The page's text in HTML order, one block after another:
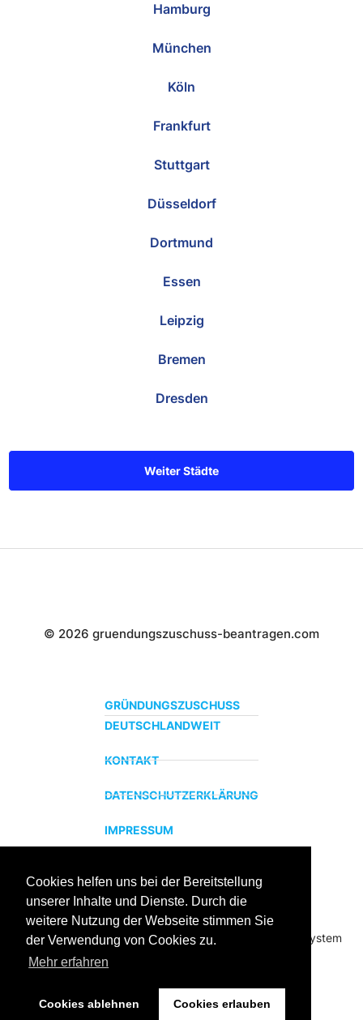
Cookies helfen uns bei der Bereitstellung
unserer Inhalte und Dienste. Durch die
weitere Nutzung der Webseite stimmen Sie
der Verwendung von Cookies zu.
Mehr erfahren
Cookies ablehnen Cookies erlauben
Hamburg
München
Köln
Frankfurt
Stuttgart
Düsseldorf
Dortmund
Essen
Leipzig
Bremen
Dresden
Weiter Städte
© 2026 gruendungszuschuss-beantragen.com
GRÜNDUNGSZUSCHUSS
DEUTSCHLANDWEIT
KONTAKT
DATENSCHUTZERKLÄRUNG
IMPRESSUM
ZERTIFIZIERTER BILDUNGSTRÄGER
Profitieren sie jetzt von unserer über 15 jährigen
Praxiserfahrung und unserem erfolgreichen Coachingsystem